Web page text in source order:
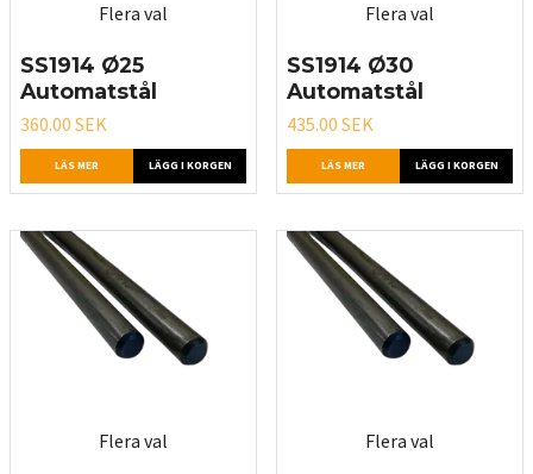
Flera val
SS1914 Ø25
Automatstål
360.00 SEK
LÄS MER LÄGG I KORGEN
Flera val
SS1914 Ø30
Automatstål
435.00 SEK
LÄS MER LÄGG I KORGEN
Flera val Flera val